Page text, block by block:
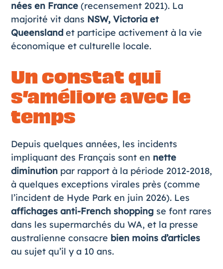
nées en France(recensement 2021). La
majorité vit dans NSW, Victoria et
Queenslandet participe activement à la vie
économique et culturelle locale.
Un constat qui
s’améliore avec le
temps
Depuis quelques années, les incidents
impliquant des Français sont en nette
diminutionpar rapport à la période 2012-2018,
à quelques exceptions virales près (comme
l’incident de Hyde Park en juin 2026). Les
affichages anti-French shoppingse font rares
dans les supermarchés du WA, et la presse
australienne consacre bien moins d’articles
au sujet qu’il y a 10 ans.